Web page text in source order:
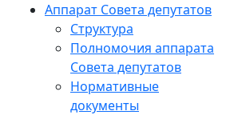
Аппарат Совета депутатов
Структура
Полномочия аппарата
Совета депутатов
Нормативные
документы